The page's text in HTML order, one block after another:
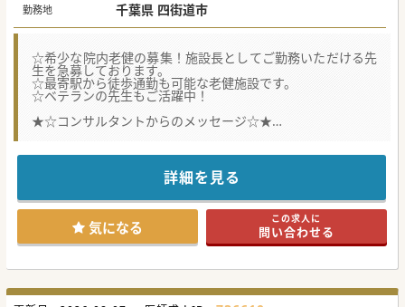
勤務地 千葉県 四街道市
☆希少な院内老健の募集！施設長としてご勤務いただける先
生を急募しております。
☆最寄駅から徒歩通勤も可能な老健施設です。
☆ベテランの先生もご活躍中！
★☆コンサルタントからのメッセージ☆★
大手法人グループに所属の、院内老健施設にて医師を募集
現在は病院長が兼務されており、専任不在となるため、急募
夜間とお休み時は院内ドクターが対応するため、比較的ゆっ
たりめな勤務となります。
まずはお気軽にお問い合わせください。
詳細を見る
気になる この求人に
問い合わせる